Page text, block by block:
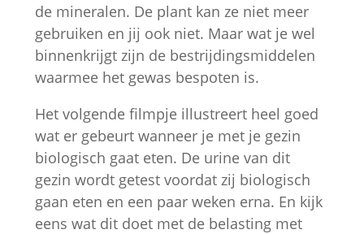
de mineralen. De plant kan ze niet meer
gebruiken en jij ook niet. Maar wat je wel
binnenkrijgt zijn de bestrijdingsmiddelen
waarmee het gewas bespoten is.
Het volgende filmpje illustreert heel goed
wat er gebeurt wanneer je met je gezin
biologisch gaat eten. De urine van dit
gezin wordt getest voordat zij biologisch
gaan eten en een paar weken erna. En kijk
eens wat dit doet met de belasting met